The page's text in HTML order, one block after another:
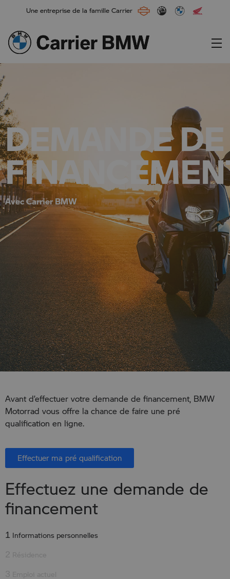
Une entreprise de la famille Carrier
Main Navigation
DEMANDE DE
Avec Carrier BMW
Avant d’effectuer votre demande de financement, BMW
Motorrad vous offre la chance de faire une pré
qualification en ligne.
Effectuer ma pré qualification
Effectuez une demande de
financement
1 Informations personnelles